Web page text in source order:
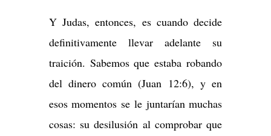
Y Judas, entonces, es cuando decide
definitivamente llevar adelante su
traición. Sabemos que estaba robando
del dinero común (Juan 12:6), y en
esos momentos se le juntarían muchas
cosas: su desilusión al comprobar que